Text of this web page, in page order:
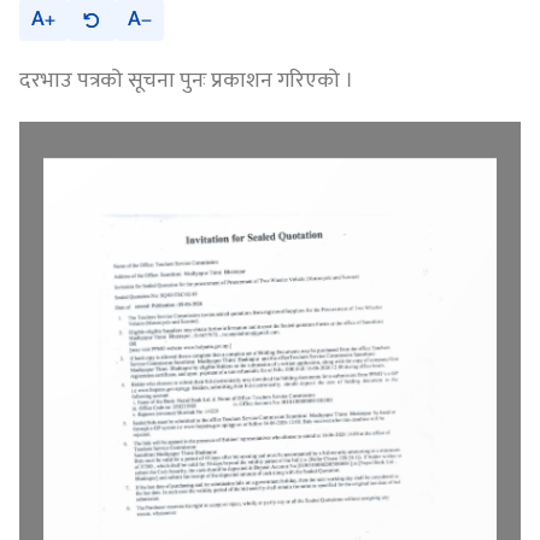
A
A
दरभाउ पत्रको सूचना पुनः प्रकाशन गरिएको ।